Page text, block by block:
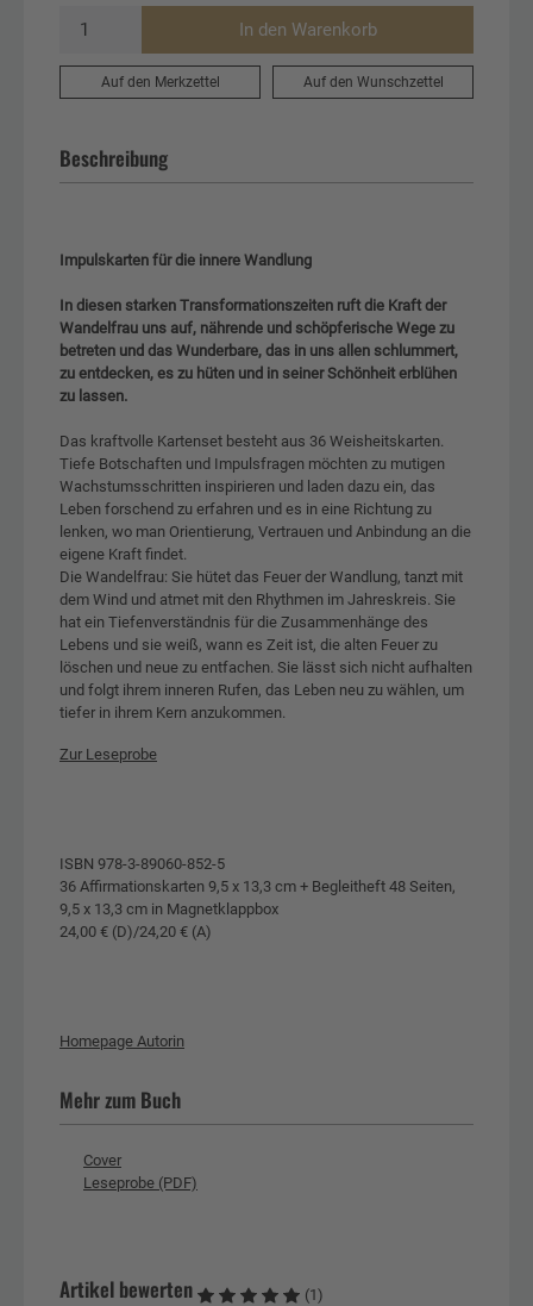
In den Warenkorb
Auf den Merkzettel Auf den Wunschzettel
Beschreibung
Impulskarten für die innere Wandlung
In diesen starken Transformationszeiten ruft die Kraft der
Wandelfrau uns auf, nährende und schöpferische Wege zu
betreten und das Wunderbare, das in uns allen schlummert,
zu entdecken, es zu hüten und in seiner Schönheit erblühen
zu lassen.
Das kraftvolle Kartenset besteht aus 36 Weisheitskarten.
Tiefe Botschaften und Impulsfragen möchten zu mutigen
Wachstumsschritten inspirieren und laden dazu ein, das
Leben forschend zu erfahren und es in eine Richtung zu
lenken, wo man Orientierung, Vertrauen und Anbindung an die
eigene Kraft findet.
Die Wandelfrau: Sie hütet das Feuer der Wandlung, tanzt mit
dem Wind und atmet mit den Rhythmen im Jahreskreis. Sie
hat ein Tiefenverständnis für die Zusammenhänge des
Lebens und sie weiß, wann es Zeit ist, die alten Feuer zu
löschen und neue zu entfachen. Sie lässt sich nicht aufhalten
und folgt ihrem inneren Rufen, das Leben neu zu wählen, um
tiefer in ihrem Kern anzukommen.
Zur Leseprobe
ISBN 978-3-89060-852-5
36 Affirmationskarten 9,5 x 13,3 cm + Begleitheft 48 Seiten,
9,5 x 13,3 cm in Magnetklappbox
24,00 € (D)/24,20 € (A)
Homepage Autorin
Mehr zum Buch
Cover
Leseprobe (PDF)
Artikel bewerten (1)